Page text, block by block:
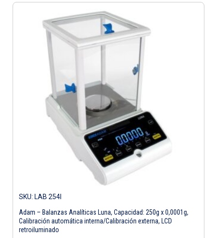
SKU: LAB 254I
Adam – Balanzas Analíticas Luna, Capacidad: 250g x 0,0001g,
Calibración automática interna/Calibración externa, LCD
retroiluminado